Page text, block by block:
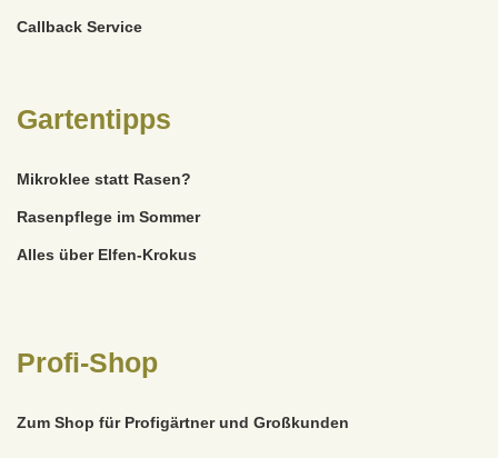
Callback Service
Gartentipps
Mikroklee statt Rasen?
Rasenpflege im Sommer
Alles über Elfen-Krokus
Profi-Shop
Zum Shop für Profigärtner und Großkunden